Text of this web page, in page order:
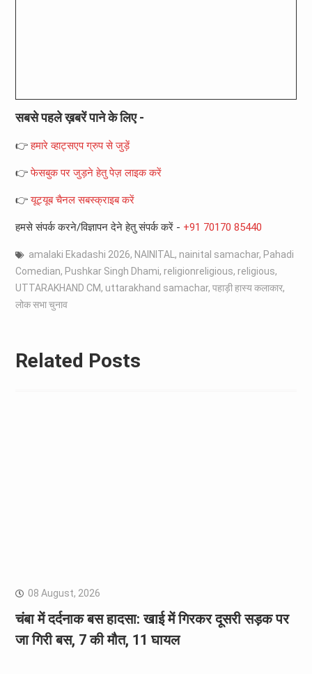
सबसे पहले ख़बरें पाने के लिए -
👉हमारे व्हाट्सएप ग्रुप से जुड़ें
👉फेसबुक पर जुड़ने हेतु पेज़ लाइक करें
👉यूट्यूब चैनल सबस्क्राइब करें
हमसे संपर्क करने/विज्ञापन देने हेतु संपर्क करें - +91 70170 85440
amalaki Ekadashi 2026, NAINITAL , nainital samachar, Pahadi
Comedian, Pushkar Singh Dhami, religionreligious, religious,
UTTARAKHAND CM, uttarakhand samachar, पहाड़ी हास्य कलाकार,
लोक सभा चुनाव
Related Posts
08 August, 2026
चंबा में दर्दनाक बस हादसा: खाई में गिरकर दूसरी सड़क पर
जा गिरी बस, 7 की मौत, 11 घायल